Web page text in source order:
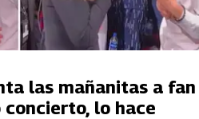
las mañanitas a fan
lo hace